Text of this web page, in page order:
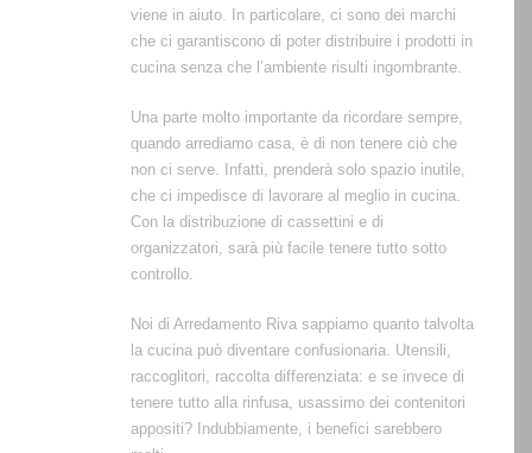
viene in aiuto. In particolare, ci sono dei marchi
che ci garantiscono di poter distribuire i prodotti in
cucina senza che l’ambiente risulti ingombrante.
Una parte molto importante da ricordare sempre,
quando arrediamo casa, è di non tenere ciò che
non ci serve. Infatti, prenderà solo spazio inutile,
che ci impedisce di lavorare al meglio in cucina.
Con la distribuzione di cassettini e di
organizzatori, sarà più facile tenere tutto sotto
controllo.
Noi di Arredamento Riva sappiamo quanto talvolta
la cucina può diventare confusionaria. Utensili,
raccoglitori, raccolta differenziata: e se invece di
tenere tutto alla rinfusa, usassimo dei contenitori
appositi? Indubbiamente, i benefici sarebbero